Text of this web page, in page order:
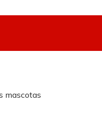
mascotas